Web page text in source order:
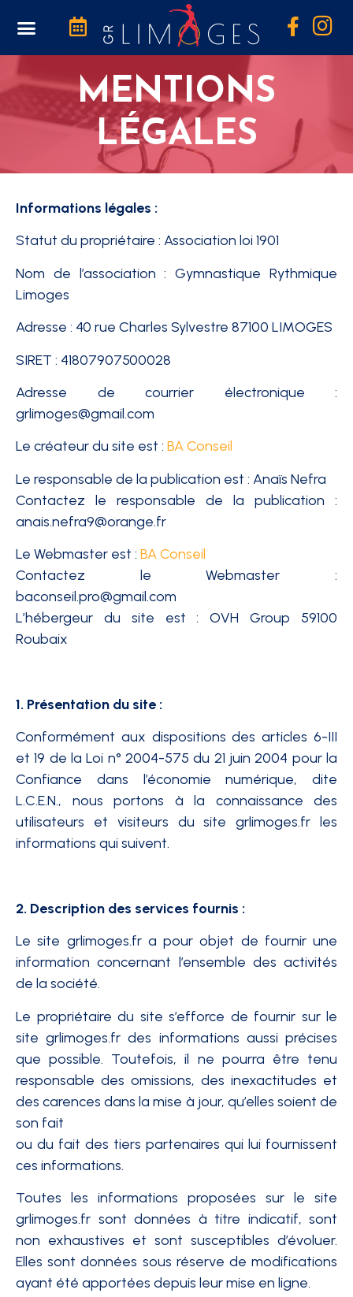
MENTIONS
LÉGALES
Informations légales :
Statut du propriétaire : Association loi 1901
Nom de l’association : Gymnastique Rythmique
Limoges
Adresse : 40 rue Charles Sylvestre 87100 LIMOGES
SIRET : 41807907500028
Adresse de courrier électronique :
grlimoges@gmail.com
Le créateur du site est : BA Conseil
Le responsable de la publication est : Anaïs Nefra
Contactez le responsable de la publication :
anais.nefra9@orange.fr
Le Webmaster est : BA Conseil
Contactez le Webmaster :
baconseil.pro@gmail.com
L’hébergeur du site est : OVH Group 59100
Roubaix
1. Présentation du site :
Conformément aux dispositions des articles 6-III
et 19 de la Loi n° 2004-575 du 21 juin 2004 pour la
Confiance dans l’économie numérique, dite
L.C.E.N., nous portons à la connaissance des
utilisateurs et visiteurs du site grlimoges.fr les
informations qui suivent.
2. Description des services fournis :
Le site grlimoges.fr a pour objet de fournir une
information concernant l’ensemble des activités
de la société.
Le propriétaire du site s’efforce de fournir sur le
site grlimoges.fr des informations aussi précises
que possible. Toutefois, il ne pourra être tenu
responsable des omissions, des inexactitudes et
des carences dans la mise à jour, qu’elles soient de
son fait
ou du fait des tiers partenaires qui lui fournissent
ces informations.
Toutes les informations proposées sur le site
grlimoges.fr sont données à titre indicatif, sont
non exhaustives et sont susceptibles d’évoluer.
Elles sont données sous réserve de modifications
ayant été apportées depuis leur mise en ligne.